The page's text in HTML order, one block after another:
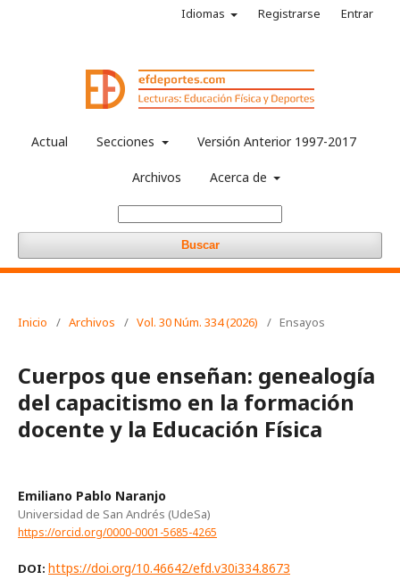
Actual Secciones Versión Anterior 1997-2017
Archivos Acerca de
Buscar
Idiomas Registrarse Entrar
Inicio / Archivos / Vol. 30 Núm. 334 (2026) / Ensayos
Cuerpos que enseñan: genealogía
del capacitismo en la formación
docente y la Educación Física
Emiliano Pablo Naranjo
Universidad de San Andrés (UdeSa)
https://orcid.org/0000-0001-5685-4265
DOI: https://doi.org/10.46642/efd.v30i334.8673